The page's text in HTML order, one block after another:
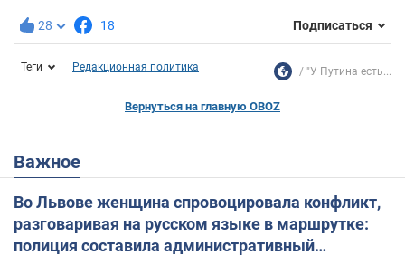
28 18 Подписаться
Теги Редакционная политика "У Путина есть...
Вернуться на главную OBOZ
Важное
Во Львове женщина спровоцировала конфликт,
разговаривая на русском языке в маршрутке:
полиция составила административный